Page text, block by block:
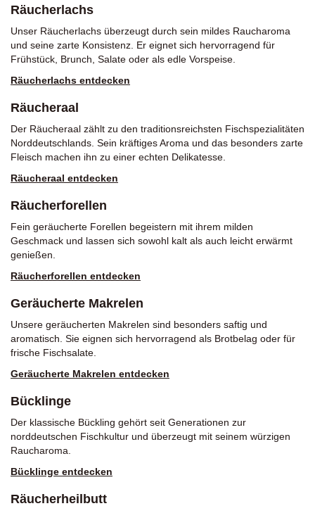
Räucherlachs
Unser Räucherlachs überzeugt durch sein mildes Raucharoma
und seine zarte Konsistenz. Er eignet sich hervorragend für
Frühstück, Brunch, Salate oder als edle Vorspeise.
Räucherlachs entdecken
Räucheraal
Der Räucheraal zählt zu den traditionsreichsten Fischspezialitäten
Norddeutschlands. Sein kräftiges Aroma und das besonders zarte
Fleisch machen ihn zu einer echten Delikatesse.
Räucheraal entdecken
Räucherforellen
Fein geräucherte Forellen begeistern mit ihrem milden
Geschmack und lassen sich sowohl kalt als auch leicht erwärmt
genießen.
Räucherforellen entdecken
Geräucherte Makrelen
Unsere geräucherten Makrelen sind besonders saftig und
aromatisch. Sie eignen sich hervorragend als Brotbelag oder für
frische Fischsalate.
Geräucherte Makrelen entdecken
Bücklinge
Der klassische Bückling gehört seit Generationen zur
norddeutschen Fischkultur und überzeugt mit seinem würzigen
Raucharoma.
Bücklinge entdecken
Räucherheilbutt